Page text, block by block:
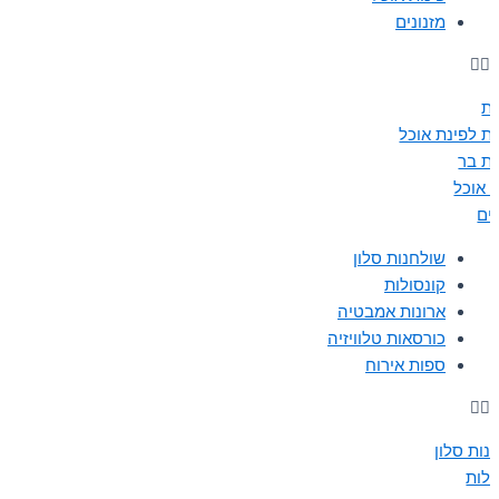
מזנונים
לפינת אוכל
בר
אוכל
שולחנות סלון
קונסולות
ארונות אמבטיה
כורסאות טלוויזיה
ספות אירוח
סלון